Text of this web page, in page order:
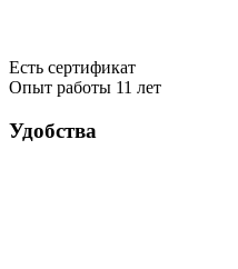
Есть сертификат
Опыт работы 11 лет
Удобства